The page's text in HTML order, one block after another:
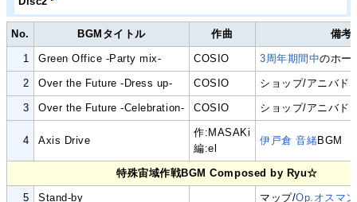
No. BGMタイトル 作曲 備考
1 Green Office -Party mix- COSIO 3周年期間中のホー
2 Over the Future -Dress up- COSIO ショップ/アニバド
3 Over the Future -Celebration- COSIO ショップ/アニバド
4 Axis Drive
作:MASAKi
編:el
伊戸倉 音緒BGM
特殊宙域作戦BGM Composed by Ryu☆
5 Stand-by マップ/Op.オスマ